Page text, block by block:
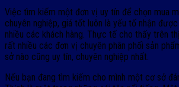
Việc tìm kiếm một đơn vị uy tín để chọn mua
chuyên nghiệp, giá tốt luôn là yếu tố nhận
nhiều các khách hàng. Thực tế cho thấy trên
rất nhiều các đơn vị chuyên phân phối sản
sở nào cũng uy tín, chuyên nghiệp nhất.
Nếu bạn đang tìm kiếm cho mình một cơ sở